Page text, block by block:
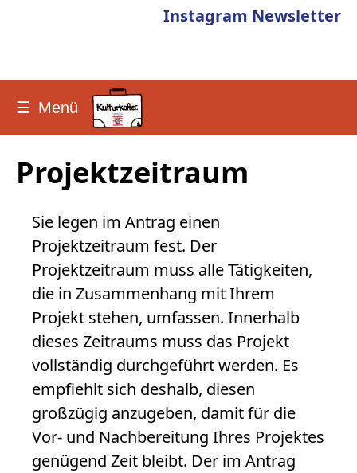
Instagram Newsletter
☰ Menü
Projektzeitraum
Sie legen im Antrag einen
Projektzeitraum fest. Der
Projektzeitraum muss alle Tätigkeiten,
die in Zusammenhang mit Ihrem
Projekt stehen, umfassen. Innerhalb
dieses Zeitraums muss das Projekt
vollständig durchgeführt werden. Es
empfiehlt sich deshalb, diesen
großzügig anzugeben, damit für die
Vor- und Nachbereitung Ihres Projektes
genügend Zeit bleibt. Der im Antrag